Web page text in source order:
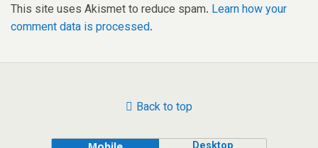
This site uses Akismet to reduce spam. Learn how your
comment data is processed.
Back to top